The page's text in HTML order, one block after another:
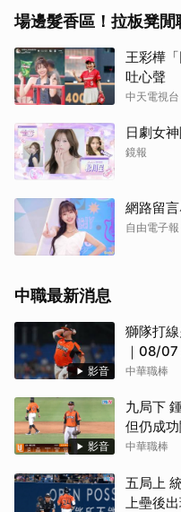
場邊髮香區！拉板凳閒
王彩樺
吐心聲
中天電視台
日劇女
鏡報
網路留
自由電子報
中職最新消息
影音
獅隊打
｜08/
中華職棒
影音
九局下
但仍成
（08/07
中華職棒
五局上
上壘後